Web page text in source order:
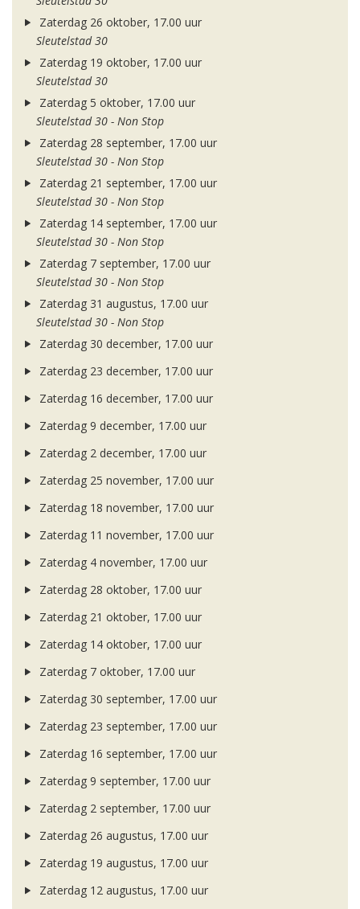
Zaterdag 26 oktober, 17.00 uur
Sleutelstad 30
Zaterdag 19 oktober, 17.00 uur
Sleutelstad 30
Zaterdag 5 oktober, 17.00 uur
Sleutelstad 30 - Non Stop
Zaterdag 28 september, 17.00 uur
Sleutelstad 30 - Non Stop
Zaterdag 21 september, 17.00 uur
Sleutelstad 30 - Non Stop
Zaterdag 14 september, 17.00 uur
Sleutelstad 30 - Non Stop
Zaterdag 7 september, 17.00 uur
Sleutelstad 30 - Non Stop
Zaterdag 31 augustus, 17.00 uur
Sleutelstad 30 - Non Stop
Zaterdag 30 december, 17.00 uur
Zaterdag 23 december, 17.00 uur
Zaterdag 16 december, 17.00 uur
Zaterdag 9 december, 17.00 uur
Zaterdag 2 december, 17.00 uur
Zaterdag 25 november, 17.00 uur
Zaterdag 18 november, 17.00 uur
Zaterdag 11 november, 17.00 uur
Zaterdag 4 november, 17.00 uur
Zaterdag 28 oktober, 17.00 uur
Zaterdag 21 oktober, 17.00 uur
Zaterdag 14 oktober, 17.00 uur
Zaterdag 7 oktober, 17.00 uur
Zaterdag 30 september, 17.00 uur
Zaterdag 23 september, 17.00 uur
Zaterdag 16 september, 17.00 uur
Zaterdag 9 september, 17.00 uur
Zaterdag 2 september, 17.00 uur
Zaterdag 26 augustus, 17.00 uur
Zaterdag 19 augustus, 17.00 uur
Zaterdag 12 augustus, 17.00 uur